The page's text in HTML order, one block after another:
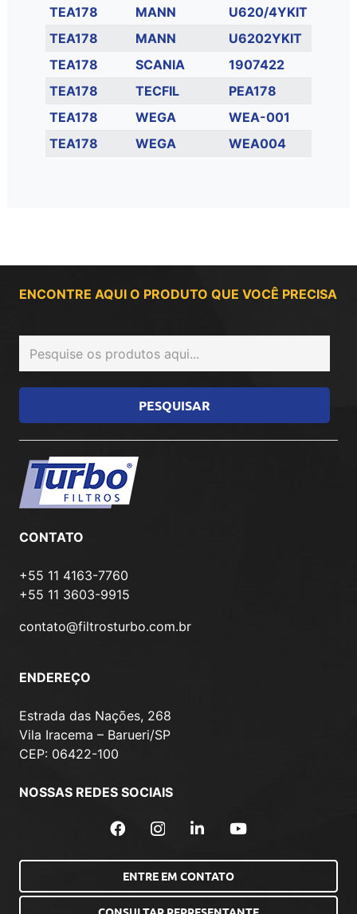
TEA178
MANN
U620/4YKIT
TEA178
MANN
U6202YKIT
TEA178
SCANIA
1907422
TEA178
TECFIL
PEA178
TEA178
WEGA
WEA-001
TEA178
WEGA WEA004
ENCONTRE AQUI O PRODUTO QUE VOCÊ PRECISA
CONTATO
+55 11 4163-7760
+55 11 3603-9915
contato@filtrosturbo.com.br
ENDEREÇO
Estrada das Nações, 268
Vila Iracema – Barueri/SP
CEP: 06422-100
NOSSAS REDES SOCIAIS
ENTRE EM CONTATO